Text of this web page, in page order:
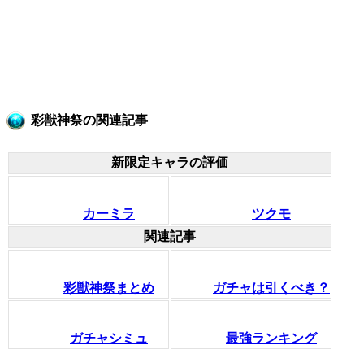
彩獣神祭の関連記事
新限定キャラの評価
カーミラ
ツクモ
関連記事
彩獣神祭まとめ ガチャは引くべき？
ガチャシミュ 最強ランキング